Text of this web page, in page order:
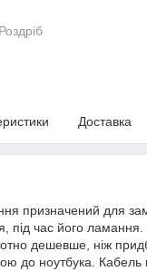
Роздріб
Доставка
призначений для
під час його
дешевше, ніж
до ноутбука. Кабель